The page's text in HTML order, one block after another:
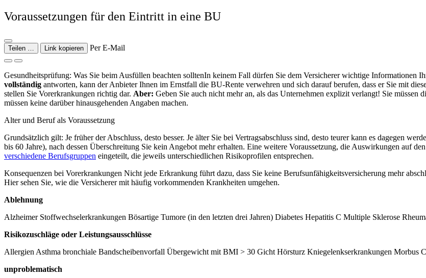
Voraussetzungen für den Eintritt in eine BU
Teilen … Link kopieren Per E-Mail
Gesundheitsprüfung: Was Sie beim Ausfüllen beachten solltenIn keinem Fall dürfen Sie dem Versicherer wichtige Informationen
vollständig antworten, kann der Anbieter Ihnen im Ernstfall die BU-Rente verwehren und sich darauf berufen, dass er Sie mit
stellen Sie Vorerkrankungen richtig dar. Aber: Geben Sie auch nicht mehr an, als das Unternehmen explizit verlangt! Sie müssen
müssen keine darüber hinausgehenden Angaben machen.
Alter und Beruf als Voraussetzung
Grundsätzlich gilt: Je früher der Abschluss, desto besser. Je älter Sie bei Vertragsabschluss sind, desto teurer kann es dagegen
bis 60 Jahre), nach dessen Überschreitung Sie kein Angebot mehr erhalten. Eine weitere Voraussetzung, die Auswirkungen auf
verschiedene Berufsgruppen eingeteilt, die jeweils unterschiedlichen Risikoprofilen entsprechen.
Konsequenzen bei Vorerkrankungen Nicht jede Erkrankung führt dazu, dass Sie keine Berufsunfähigkeitsversicherung mehr
Hier sehen Sie, wie die Versicherer mit häufig vorkommenden Krankheiten umgehen.
Ablehnung
Alzheimer Stoffwechselerkrankungen Bösartige Tumore (in den letzten drei Jahren) Diabetes Hepatitis C Multiple Sklerose
Risikozuschläge oder Leistungsausschlüsse
Allergien Asthma bronchiale Bandscheibenvorfall Übergewicht mit BMI > 30 Gicht Hörsturz Kniegelenkserkrankungen Morbus
unproblematisch